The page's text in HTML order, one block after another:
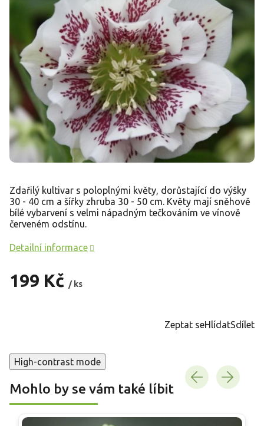
199 Kč / ks
Zdařilý kultivar s poloplnými květy, dorůstající do výšky
30 - 40 cm a šířky zhruba 30 - 50 cm. Květy mají sněhově
bílé vybarvení s velmi nápadným tečkováním ve vínově
červeném odstínu.
Detailní informace
Zeptat seHlídatSdílet
High-contrast mode
Mohlo by se vám také líbit